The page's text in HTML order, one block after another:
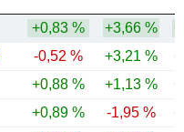
+0,83 % +3,66 %
-0,52 % +3,21 %
+0,88 % +1,13 %
+0,89 % -1,95 %